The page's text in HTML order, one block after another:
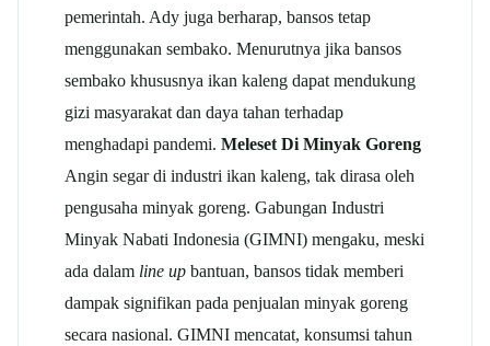
pemerintah. Ady juga berharap, bansos tetap
menggunakan sembako. Menurutnya jika bansos
sembako khususnya ikan kaleng dapat mendukung
gizi masyarakat dan daya tahan terhadap
menghadapi pandemi. Meleset Di Minyak Goreng
Angin segar di industri ikan kaleng, tak dirasa oleh
pengusaha minyak goreng. Gabungan Industri
Minyak Nabati Indonesia (GIMNI) mengaku, meski
ada dalam line up bantuan, bansos tidak memberi
dampak signifikan pada penjualan minyak goreng
secara nasional. GIMNI mencatat, konsumsi tahun